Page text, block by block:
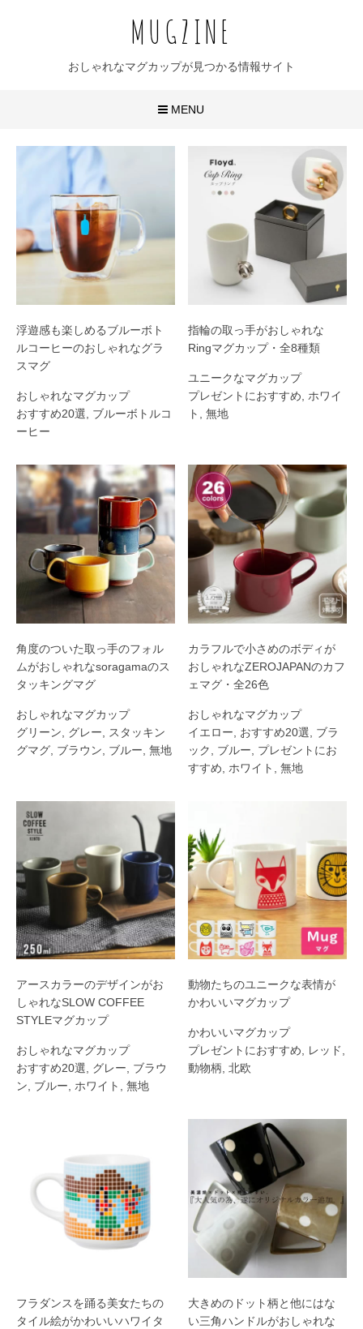
MUGZINE
おしゃれなマグカップが見つかる情報サイト
MENU
おしゃれなマグカップ
かわいいマグカップ
ユニークなマグカップ
おすすめ20選
無地マグ
北欧マグ
浮遊感も楽しめるブルーボト
ルコーヒーのおしゃれなグラ
スマグ
おしゃれなマグカップ
おすすめ20選
ブルーボトルコ
ーヒー
指輪の取っ手がおしゃれな
Ringマグカップ・全8種類
ユニークなマグカップ
プレゼントにおすすめ
ホワイ
ト
,無地
角度のついた取っ手のフォル
ムがおしゃれなsoragamaのス
タッキングマグ
おしゃれなマグカップ
グリーン
グレー
スタッキン
グマグ ブラウン ブルー 無地
カラフルで小さめのボディが
おしゃれなZEROJAPANのカフ
ェマグ・全26色
おしゃれなマグカップ
イエロー
おすすめ20選
ブラ
ック
ブルー
プレゼントにお
すすめ
ホワイト ,無地
アースカラーのデザインがお
しゃれなSLOW COFFEE
STYLEマグカップ
おしゃれなマグカップ
おすすめ20選, グレー, ブラウ
ン, ブルー, ホワイト , 無地
動物たちのユニークな表情が
かわいいマグカップ
かわいいマグカップ
プレゼントにおすすめ, レッド,
動物柄,北欧
フラダンスを踊る美女たちの
タイル絵がかわいいハワイタ
大きめのドット柄と他にはな
い三角ハンドルがおしゃれな